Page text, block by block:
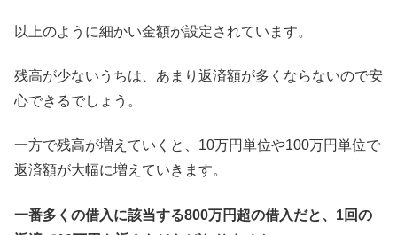
以上のように細かい金額が設定されています。
残高が少ないうちは、あまり返済額が多くならないので安
心できるでしょう。
一方で残高が増えていくと、10万円単位や100万円単位で
返済額が大幅に増えていきます。
一番多くの借入に該当する800万円超の借入だと、1回の